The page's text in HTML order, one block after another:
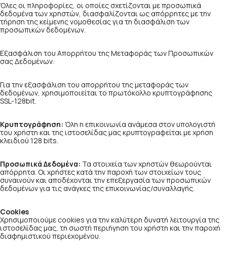
Όλες οι πληροφορίες, οι οποίες σχετίζονται με προσωπικά
δεδομένα των χρηστών, διασφαλίζονται ως απόρρητες με την
τήρηση της κείμενης νομοθεσίας για τη διασφάλιση των
προσωπικών δεδομένων.
Εξασφάλιση του Απορρήτου της Μεταφοράς των Προσωπικών
σας Δεδομένων:
Για την εξασφάλιση του απορρήτου της μεταφοράς των
δεδομένων, χρησιμοποιείται το πρωτόκολλο κρυπτογράφησης
SSL-128bit.
Κρυπτογράφηση: Όλη η επικοινωνία ανάμεσα στον υπολογιστή
του χρήστη και της ιστοσελίδας μας κρυπτογραφείται με χρήση
κλειδιού 128 bits.
Προσωπικά Δεδομένα: Τα στοιχεία των χρηστών θεωρούνται
απόρρητα. Οι χρήστες κατά την παροχή των στοιχείων τους
συναινούν και αποδέχονται την επεξεργασία των προσωπικών
δεδομένων για τις ανάγκες της επικοινωνίας/συναλλαγής.
Cookies
Χρησιμοποιούμε cookies για την καλύτερη δυνατή λειτουργία της
ιστοσελίδας μας, τη σωστή περιήγηση του χρήστη και την παροχή
διαφημιστικού περιεχομένου.